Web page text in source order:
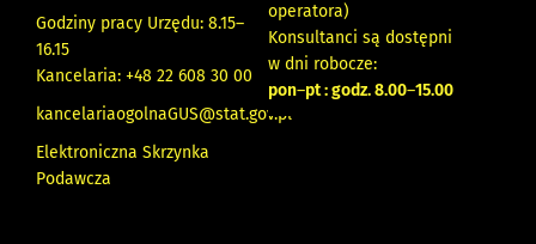
Godziny pracy Urzędu: 8.15–
16.15
Kancelaria: +48 22 608 30 00
kancelariaogolnaGUS@stat.gov.pl
Elektroniczna Skrzynka
Podawcza
operatora)
Konsultanci są dostępni
w dni robocze:
pon–pt : godz. 8.00–15.00